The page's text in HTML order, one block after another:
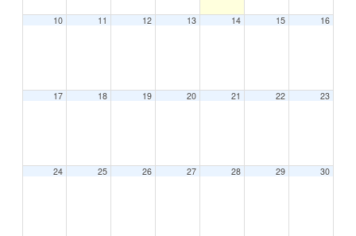
10 11 12 13 14 15 16
17 18 19 20 21 22 23
24 25 26 27 28 29 30